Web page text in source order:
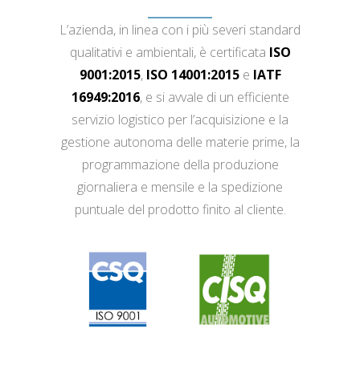
L’azienda, in linea con i più severi standard
qualitativi e ambientali, è certificata ISO
9001:2015, ISO 14001:2015e IATF
16949:2016, e si avvale di un efficiente
servizio logistico per l’acquisizione e la
gestione autonoma delle materie prime, la
programmazione della produzione
giornaliera e mensile e la spedizione
puntuale del prodotto finito al cliente.